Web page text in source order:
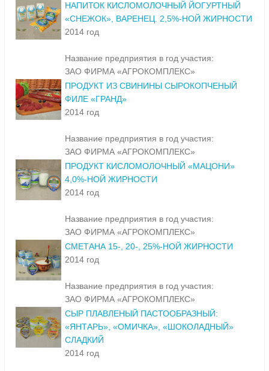
НАПИТОК КИСЛОМОЛОЧНЫЙ ЙОГУРТНЫЙ
«СНЕЖОК», ВАРЕНЕЦ. 2,5%-НОЙ ЖИРНОСТИ
2014 год
Название предприятия в год участия:
ЗАО ФИРМА «АГРОКОМПЛЕКС»
ПРОДУКТ ИЗ СВИНИНЫ СЫРОКОПЧЕНЫЙ
ФИЛЕ «ГРАНД»
2014 год
Название предприятия в год участия:
ЗАО ФИРМА «АГРОКОМПЛЕКС»
ПРОДУКТ КИСЛОМОЛОЧНЫЙ «МАЦОНИ»
4,0%-НОЙ ЖИРНОСТИ
2014 год
Название предприятия в год участия:
ЗАО ФИРМА «АГРОКОМПЛЕКС»
СМЕТАНА 15-, 20-, 25%-НОЙ ЖИРНОСТИ
2014 год
Название предприятия в год участия:
ЗАО ФИРМА «АГРОКОМПЛЕКС»
СЫР ПЛАВЛЕНЫЙ ПАСТООБРАЗНЫЙ:
«ЯНТАРЬ», «ОМИЧКА», «ШОКОЛАДНЫЙ»
СЛАДКИЙ
2014 год